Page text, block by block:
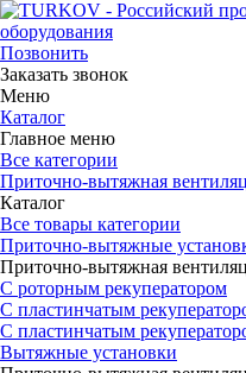
Позвонить
Заказать звонок
Меню
Каталог
Главное меню
Все категории
Приточно-вытяжная
Каталог
Все товары категории
Приточно-вытяжные
Приточно-вытяжная
С роторным рекуператором
С пластинчатым
С пластинчатым
Вытяжные установки